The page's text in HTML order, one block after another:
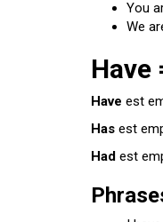
You
We
Have
Have est
Has est
Had est